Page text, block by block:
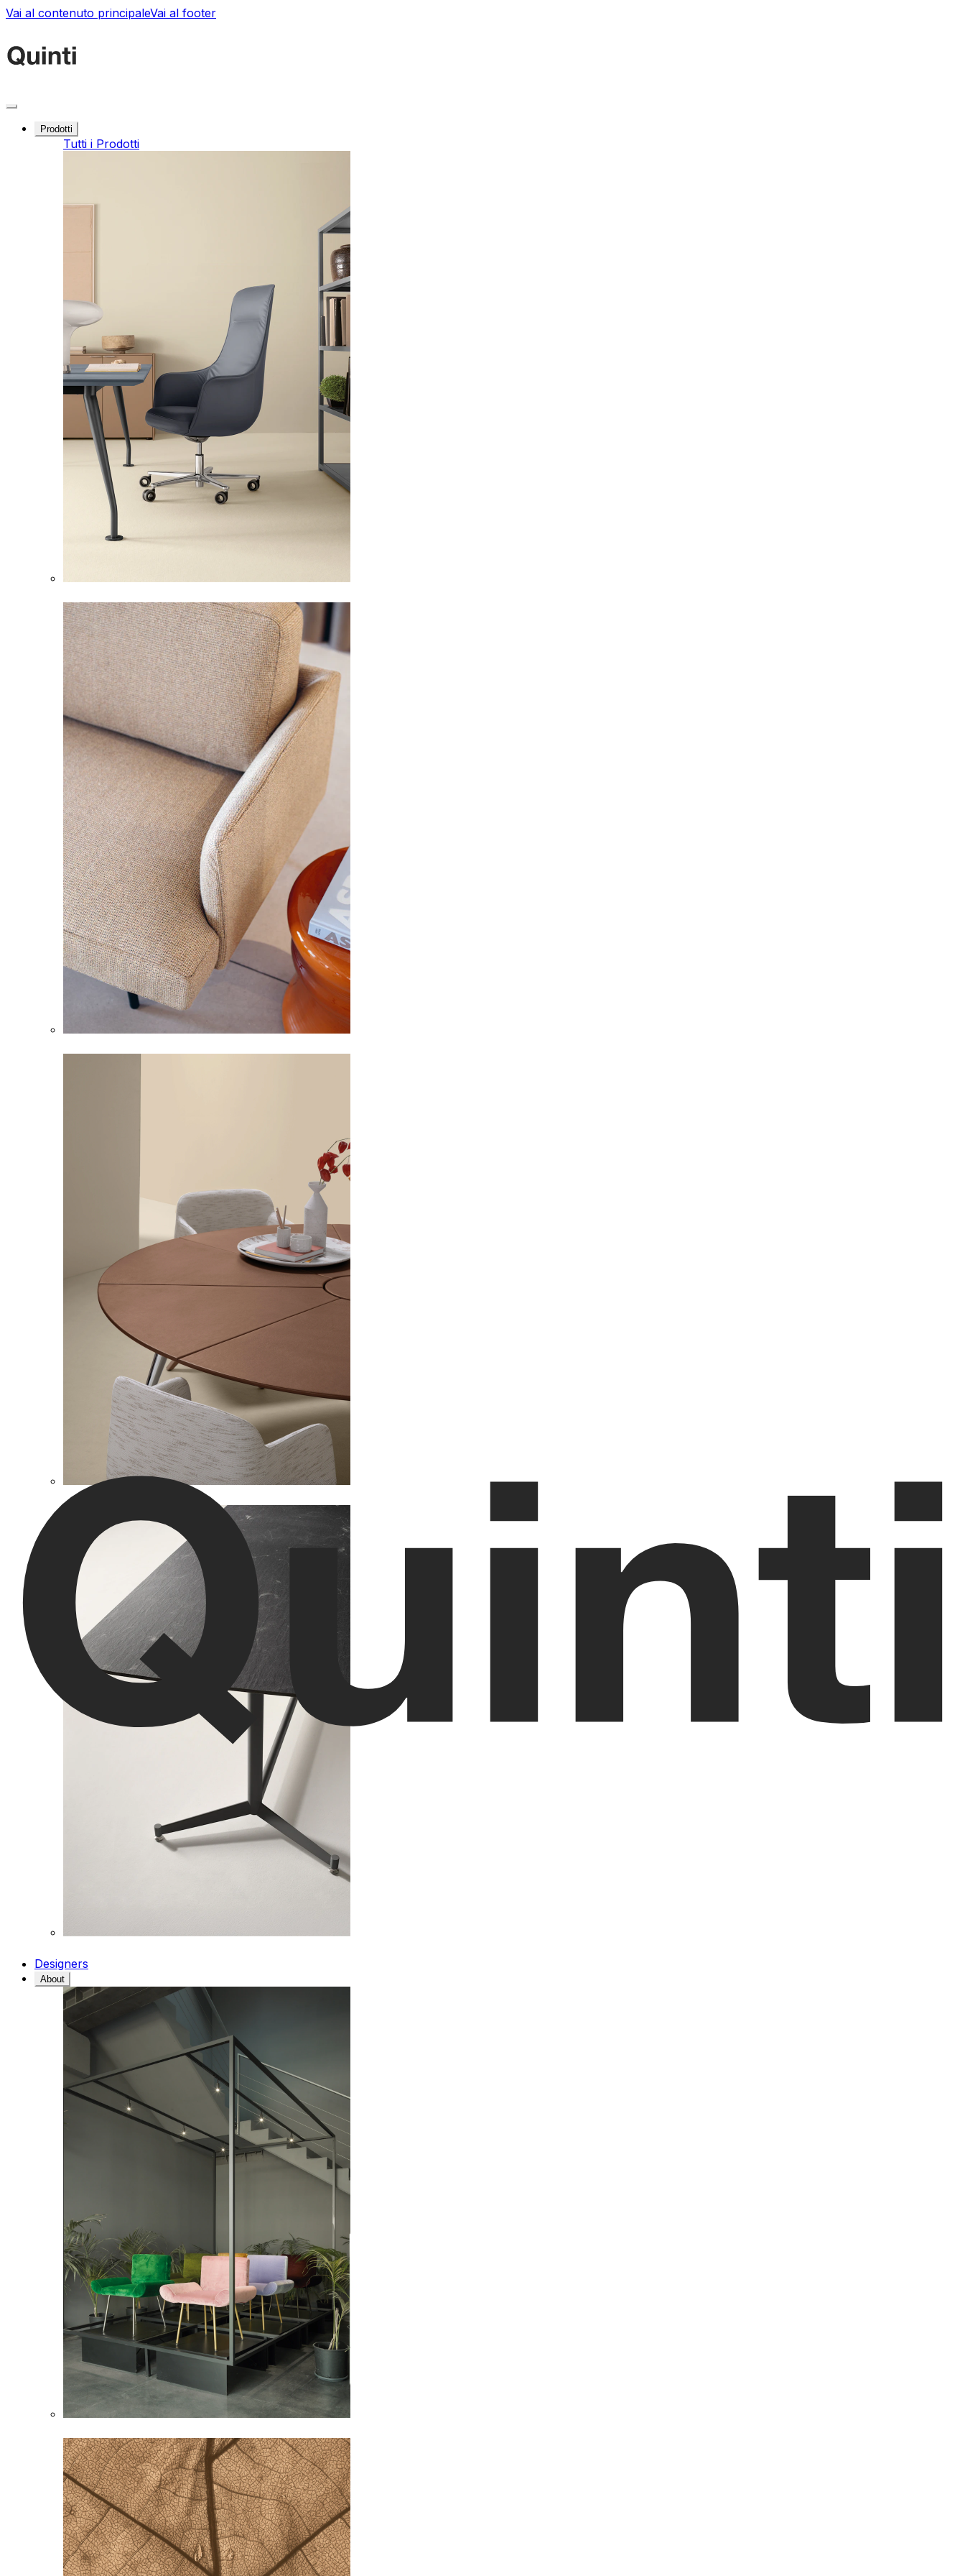
Vai al contenuto principaleVai al footer
Prodotti
Tutti i Prodotti
Designers
About